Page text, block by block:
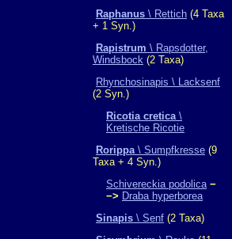
Raphanus \ Rettich (4 Taxa
+ 1 Syn.)
Rapistrum \ Rapsdotter,
Windsbock (2 Taxa)
Rhynchosinapis \ Lacksenf
(2 Syn.)
Ricotia cretica\
Kretische Ricotie
Rorippa\ Sumpfkresse (9
Taxa + 4 Syn.)
Schivereckia podolica −
−> Draba hyperborea
Sinapis \ Senf (2 Taxa)